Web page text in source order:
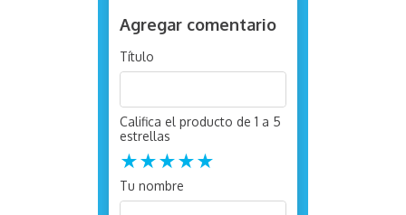
Agregar comentario
Título
Califica el producto de 1 a 5
estrellas
★★★★★
Tu nombre